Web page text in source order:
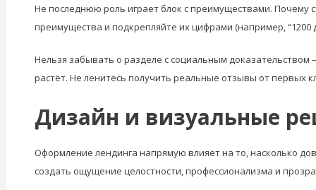
Не последнюю роль играет блок с преимуществами. Почему
преимущества и подкрепляйте их цифрами (например,
Нельзя забывать о разделе с социальным
растёт. Не ленитесь получить реальные отзывы от первых
Дизайн и визуальные
Оформление лендинга напрямую влияет на то, насколько
создать ощущение целостности, профессионализма и